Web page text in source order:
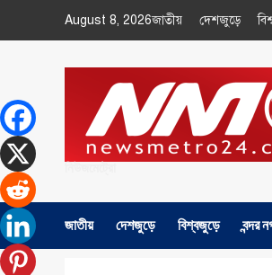
August 8, 2026জাতীয় দেশজুড়ে
জাতীয় দেশজুড়ে বিশ্বজুড়ে বন্দর